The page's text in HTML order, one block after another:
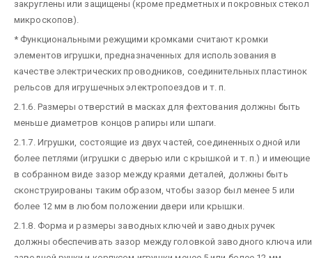
закруглены или защищены (кроме предметных и покровных стекол
микроскопов).
* Функциональными режущими кромками считают кромки
элементов игрушки, предназначенных для использования в
качестве электрических проводников, соединительных пластинок
рельсов для игрушечных электропоездов и т. п.
2.1.6. Размеры отверстий в масках для фехтования должны быть
меньше диаметров концов рапиры или шпаги.
2.1.7. Игрушки, состоящие из двух частей, соединенных одной или
более петлями (игрушки с дверью или с крышкой и т. п.) и имеющие
в собранном виде зазор между краями деталей, должны быть
сконструированы таким образом, чтобы зазор был менее 5 или
более 12 мм в любом положении двери или крышки.
2.1.8. Форма и размеры заводных ключей и заводных ручек
должны обеспечивать зазор между головкой заводного ключа или